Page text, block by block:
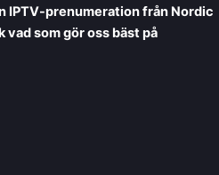
IPTV-prenumeration från Nordic
vad som gör oss bäst på